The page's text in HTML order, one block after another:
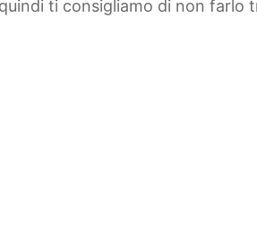
ti consigliamo di non farlo